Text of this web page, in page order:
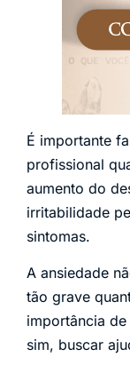
É importante
profissional
aumento do
irritabilidade
sintomas.
A ansiedade
tão grave
importância
sim, buscar